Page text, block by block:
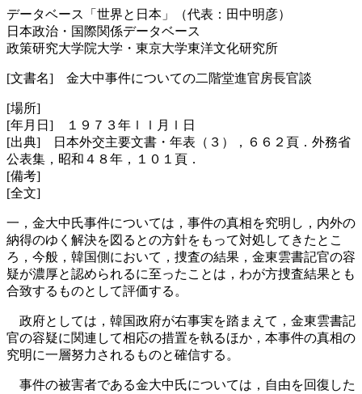
データベース「世界と日本」（代表：田中明彦）
日本政治・国際関係データベース
政策研究大学院大学・東京大学東洋文化研究所
[文書名] 金大中事件についての二階堂進官房長官談
[場所]
[年月日] １９７３年ｌｌ月ｌ日
[出典] 日本外交主要文書・年表（３），６６２頁．外務省
公表集，昭和４８年，１０１頁．
[備考]
[全文]
一，金大中氏事件については，事件の真相を究明し，内外の
納得のゆく解決を図るとの方針をもって対処してきたとこ
ろ，今般，韓国側において，捜査の結果，金東雲書記官の容
疑が濃厚と認められるに至ったことは，わが方捜査結果とも
合致するものとして評価する。
政府としては，韓国政府が右事実を踏まえて，金東雲書記
官の容疑に関連して相応の措置を執るほか，本事件の真相の
究明に一層努力されるものと確信する。
事件の被害者である金大中氏については，自由を回復した